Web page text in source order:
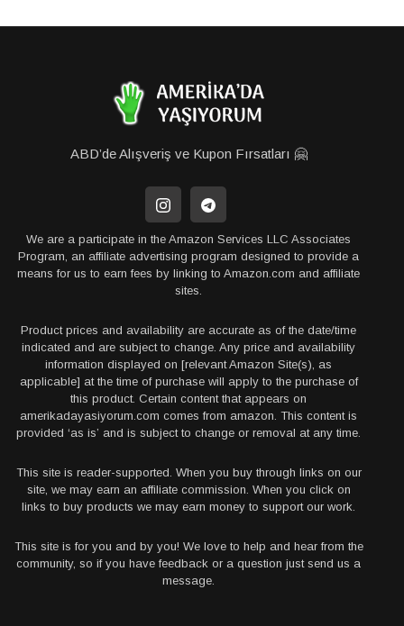
ABD’de Alışveriş ve Kupon Fırsatları 🤗
We are a participate in the Amazon Services LLC Associates
Program, an affiliate advertising program designed to provide a
means for us to earn fees by linking to Amazon.com and affiliate
sites.
Product prices and availability are accurate as of the date/time
indicated and are subject to change. Any price and availability
information displayed on [relevant Amazon Site(s), as
applicable] at the time of purchase will apply to the purchase of
this product. Certain content that appears on
amerikadayasiyorum.com comes from amazon. This content is
provided ‘as is’ and is subject to change or removal at any time.
This site is reader-supported. When you buy through links on our
site, we may earn an affiliate commission. When you click on
links to buy products we may earn money to support our work.
This site is for you and by you! We love to help and hear from the
community, so if you have feedback or a question just send us a
message.